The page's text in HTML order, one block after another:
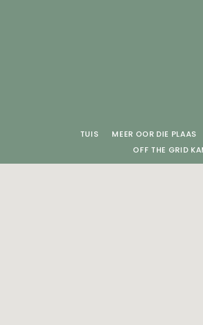
TUIS MEER OOR DIE PLAAS
OFF THE GRID